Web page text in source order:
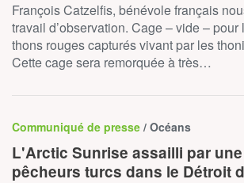
François Catzelfis, bénévole français
travail d’observation. Cage – vide – pour
thons rouges capturés vivant par les
Cette cage sera remorquée à très…
Communiqué de presse / Océans
L'Arctic Sunrise assailli par
pêcheurs turcs dans le Détroit